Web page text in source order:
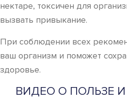
нектаре, токсичен для
вызвать привыкание.
При соблюдении всех
ваш организм и поможет
здоровье.
ВИДЕО О ПОЛЬЗЕ